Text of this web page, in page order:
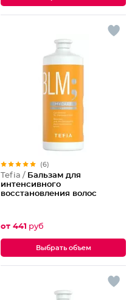
(6)
Tefia / Бальзам для
интенсивного
восстановления волос
от 441 руб
Выбрать объем